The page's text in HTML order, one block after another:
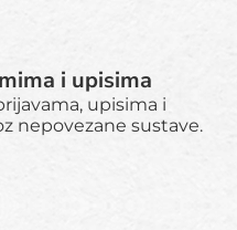
i upisima
upisima i
nepovezane sustave.